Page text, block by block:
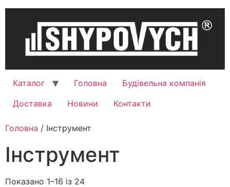
Каталог Головна
Будівельна компанія
Доставка
Новини Контакти
Головна / Інструмент
Інструмент
Показано 1–16 із 24